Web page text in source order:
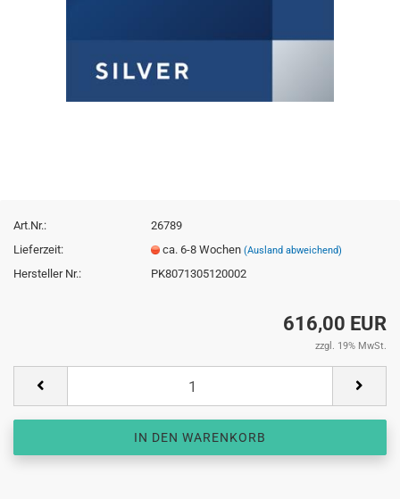
Art.Nr.:
26789
Lieferzeit:
ca. 6-8 Wochen(Ausland abweichend)
Hersteller Nr.: PK8071305120002
616,00 EUR
zzgl. 19% MwSt.